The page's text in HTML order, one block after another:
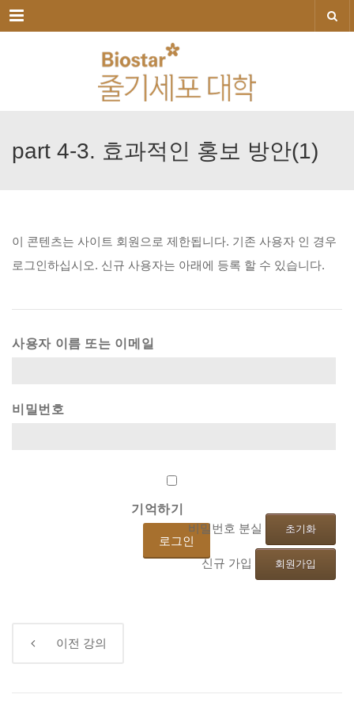
메뉴
part 4-3. 효과적인 홍보 방안(1)
이 콘텐츠는 사이트 회원으로 제한됩니다. 기존 사용자 인 경우
로그인하십시오. 신규 사용자는 아래에 등록 할 수 있습니다.
사용자 이름 또는 이메일
비밀번호
기억하기
비밀번호 분실 초기화
신규 가입 회원가입
이전 강의